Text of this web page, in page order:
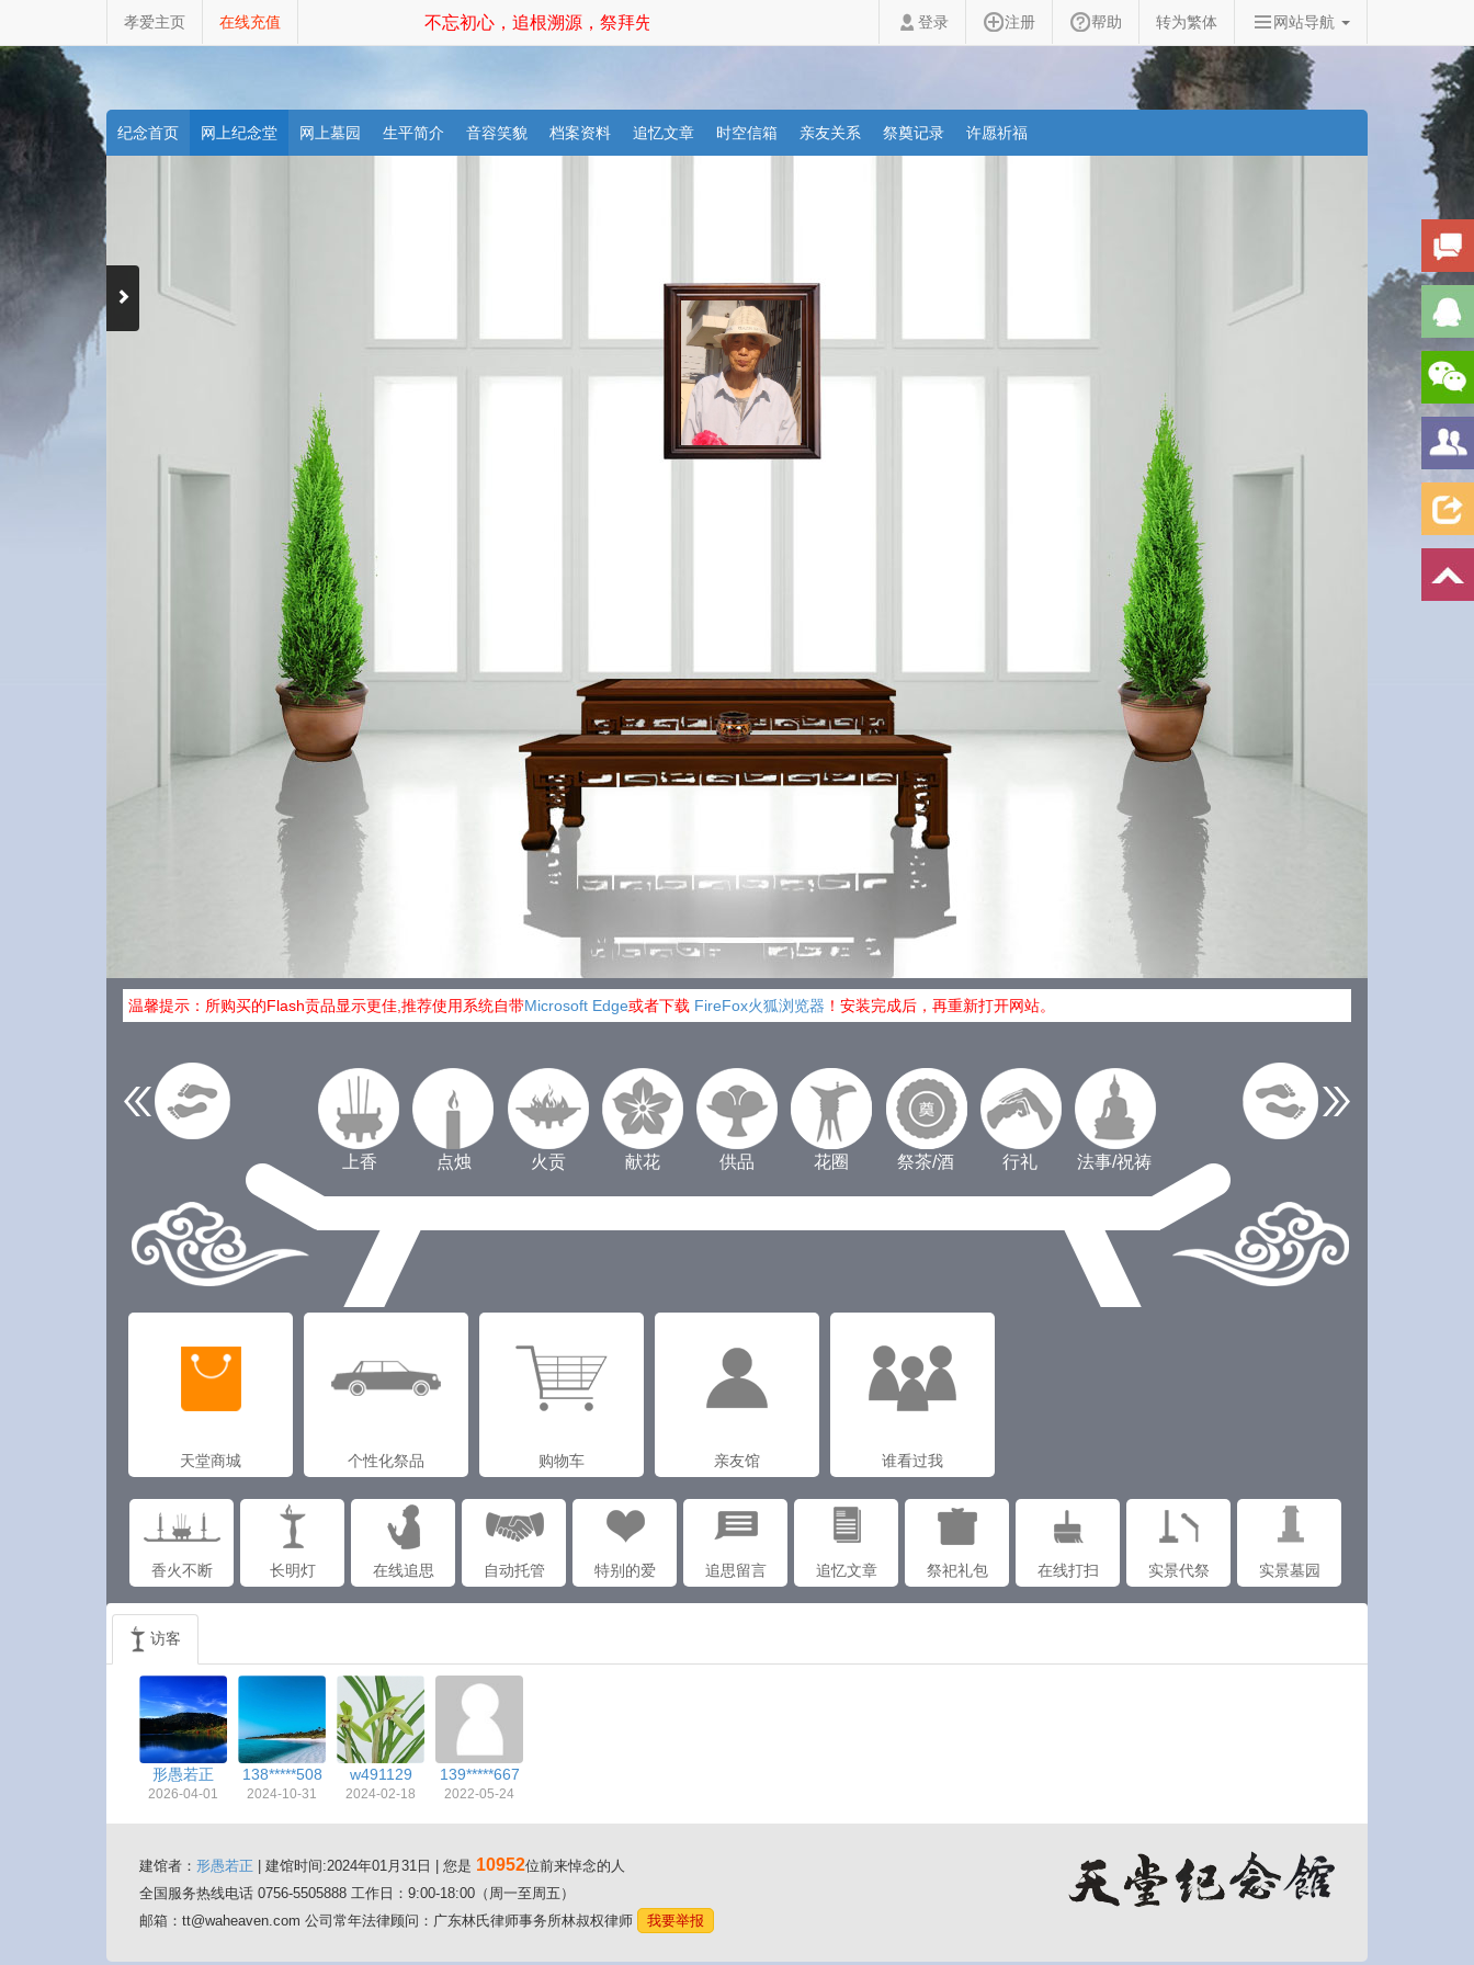
孝爱主页 在线充值 不忘初心，追根溯源，祭拜先祖，家道斐然！ 登录 注册 帮助 转为繁体 网站导航
纪念首页 网上纪念堂 网上墓园 生平简介 音容笑貌 档案资料 追忆文章 时空信箱 亲友关系 祭奠记录 许愿祈福
天堂商城
温馨提示：所购买的Flash贡品显示更佳,推荐使用系统自带Microsoft Edge或者下载 FireFox火狐浏览器 ！安装完成后，再重新打开网站。
上香 点烛 火贡 献花 供品 花圈 祭茶/酒 行礼 法事/祝祷
天堂商城 个性化祭品 购物车 亲友馆 谁看过我
香火不断 长明灯 在线追思 自动托管 特别的爱 追思留言 追忆文章 祭祀礼包 在线打扫 实景代祭 实景墓园
访客
形愚若正
2026-04-01
138*****508
2024-10-31
w491129
2024-02-18
139*****667
2022-05-24
建馆者： 形愚若正 | 建馆时间:2024年01月31日 | 您是 10952位前来悼念的人
全国服务热线电话 0756-5505888 工作日：9:00-18:00（周一至周五）
邮箱：tt@waheaven.com 公司常年法律顾问：广东林氏律师事务所林叔权律师
我要举报